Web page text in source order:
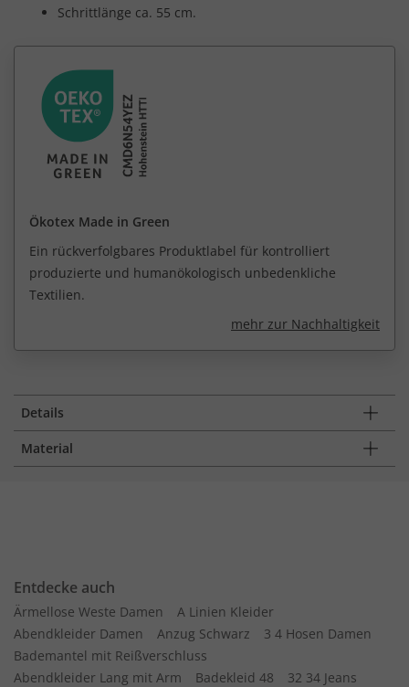
Schrittlänge ca. 55 cm.
Ökotex Made in Green
Ein rückverfolgbares Produktlabel für kontrolliert
produzierte und humanökologisch unbedenkliche
Textilien.
mehr zur Nachhaltigkeit
Details
Material
Entdecke auch
Ärmellose Weste Damen
A Linien Kleider
Abendkleider Damen
Anzug Schwarz
3 4 Hosen Damen
Bademantel mit Reißverschluss
Abendkleider Lang mit Arm
Badekleid 48
32 34 Jeans